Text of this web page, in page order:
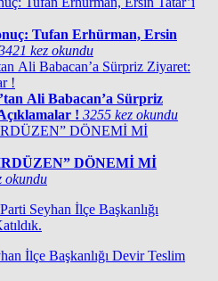
Tufan Erhürman, Ersin
kez okundu
Ali Babacan’a Sürpriz
! 3255 kez okundu
DÖNEMİ Mİ
okundu
İlçe Başkanlığı Devir Teslim